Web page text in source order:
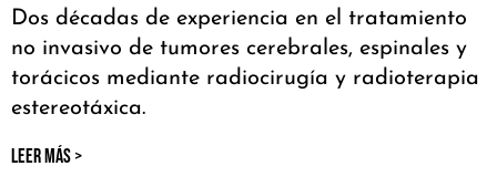
Dos décadas de experiencia en el tratamiento
no invasivo de tumores cerebrales, espinales y
torácicos mediante radiocirugía y radioterapia
estereotáxica.
LEER MÁS >